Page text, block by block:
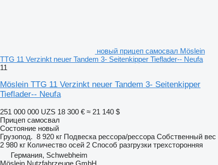
новый прицеп самосвал Möslein
TTG 11 Verzinkt neuer Tandem 3- Seitenkipper Tieflader-- Neufa
11
Möslein TTG 11 Verzinkt neuer Tandem 3- Seitenkipper
Tieflader-- Neufa
251 000 000 UZS 18 300 € ≈ 21 140 $
Прицеп самосвал
Состояние новый
Грузопод. 8 920 кг Подвеска рессора/рессора Собственный вес
2 980 кг Количество осей 2 Способ разгрузки трехсторонняя
Германия, Schwebheim
Möslein Nutzfahrzeuge GmbH